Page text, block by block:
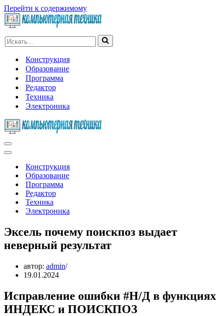
Перейти к содержимому
Искать...
Конструкция
Образование
Программа
Редактор
Техника
Электроника
Меню
навигации
Меню
навигацииКонструкция
Образование
Программа
Редактор
Техника
Электроника
Эксель почему поискпоз выдает
неверный результат
автор: admin
19.01.2024
Исправление ошибки #Н/Д в функциях
ИНДЕКС и ПОИСКПОЗ